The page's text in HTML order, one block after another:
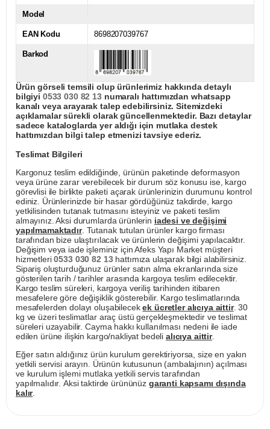
Model
EAN Kodu 8698207039767
Barkod
Ürün görseli temsili olup ürünlerimiz hakkında detaylı
bilgiyi 0533 030 82 13numaralı hattımızdan whatsapp
kanalı veya arayarak talep edebilirsiniz. Sitemizdeki
açıklamalar sürekli olarak güncellenmektedir. Bazı detaylar
sadece kataloglarda yer aldığı için mutlaka destek
hattımızdan bilgi talep etmenizi tavsiye ederiz.
Teslimat Bilgileri
Kargonuz teslim edildiğinde, ürünün paketinde deformasyon
veya ürüne zarar verebilecek bir durum söz konusu ise, kargo
görevlisi ile birlikte paketi açarak ürünlerinizin durumunu kontrol
ediniz. Ürünlerinizde bir hasar gördüğünüz takdirde, kargo
yetkilisinden tutanak tutmasını isteyiniz ve paketi teslim
almayınız. Aksi durumlarda ürünlerin iadesi ve değişimi
yapılmamaktadır. Tutanak tutulan ürünler kargo firması
tarafından bize ulaştırılacak ve ürünlerin değişimi yapılacaktır.
Değişim veya iade işleminiz için Afeks Yapı Market müşteri
hizmetleri0533 030 82 13hattımıza ulaşarak bilgi alabilirsiniz.
Sipariş oluşturduğunuz ürünler satın alma ekranlarında size
gösterilen tarih / tarihler arasında kargoya teslim edilecektir.
Kargo teslim süreleri, kargoya veriliş tarihinden itibaren
mesafelere göre değişiklik gösterebilir. Kargo teslimatlarında
mesafelerden dolayı oluşabilecekek ücretler alıcıya aittir. 30
kg ve üzeri teslimatlar araç üstü gerçekleşmektedir ve teslimat
süreleri uzayabilir. Cayma hakkı kullanılması nedeni ile iade
edilen ürüne ilişkin kargo/nakliyat bedeli alıcıya aittir.
Eğer satın aldığınız ürün kurulum gerektiriyorsa, size en yakın
yetkili servisi arayın. Ürünün kutusunun (ambalajının) açılması
ve kurulum işlemi mutlaka yetkili servis tarafından
yapılmalıdır. Aksi taktirde ürününüz garanti kapsamı dışında
kalır.